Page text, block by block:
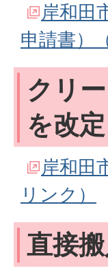
岸和田
申請書）
クリ
を改
岸和田
リンク）
直接